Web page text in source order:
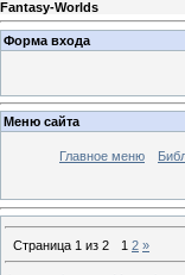
Fantasy-Worlds
Форма входа
Меню сайта
Главное меню
Страница 1 из 2 1 2 »